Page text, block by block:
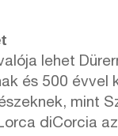
lehet
és 500 évvel
mint
diCorcia